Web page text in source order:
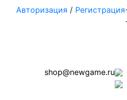
Авторизация / Регистрация
shop@newgame.ru